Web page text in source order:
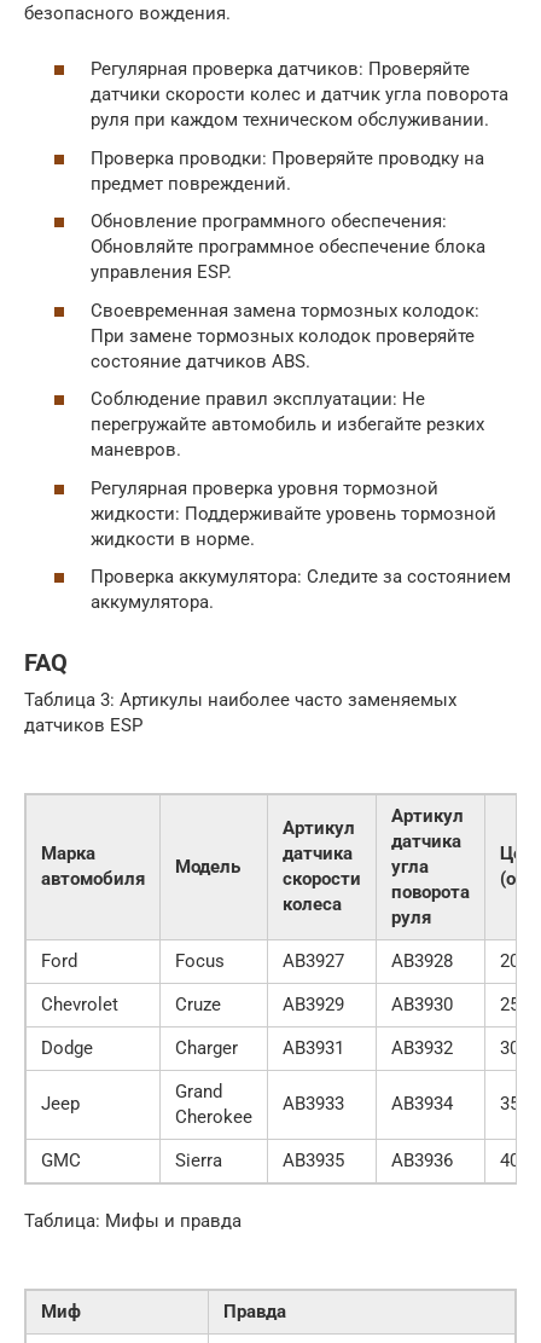
безопасного вождения.
Регулярная проверка датчиков: Проверяйте
датчики скорости колес и датчик угла поворота
руля при каждом техническом обслуживании.
Проверка проводки: Проверяйте проводку на
предмет повреждений.
Обновление программного обеспечения:
Обновляйте программное обеспечение блока
управления ESP.
Своевременная замена тормозных колодок:
При замене тормозных колодок проверяйте
состояние датчиков ABS.
Соблюдение правил эксплуатации: Не
перегружайте автомобиль и избегайте резких
маневров.
Регулярная проверка уровня тормозной
жидкости: Поддерживайте уровень тормозной
жидкости в норме.
Проверка аккумулятора: Следите за состоянием
аккумулятора.
FAQ
Таблица 3: Артикулы наиболее часто заменяемых
датчиков ESP
Марка
автомобиля
Модель
Артикул
датчика
скорости
колеса
Артикул
датчика
угла
поворота
руля
Цена
Ford Focus AB3927 AB3928
Chevrolet
Cruze AB3929 AB3930
Dodge
Charger AB3931 AB3932
Jeep
Grand
Cherokee
AB3933 AB3934
GMC Sierra AB3935 AB3936
Таблица: Мифы и правда
Миф Правда